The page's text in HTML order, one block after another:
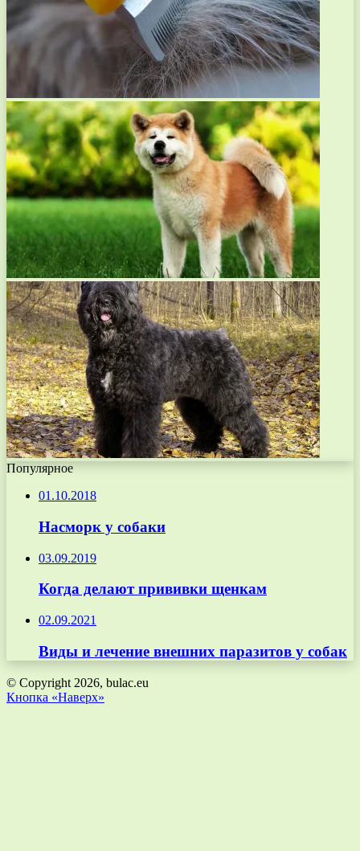
Популярное
01.10.2018
Насморк у собаки
03.09.2019
Когда делают прививки щенкам
02.09.2021
Виды и лечение внешних паразитов у собак
© Copyright 2026, bulac.eu
Кнопка «Наверх»